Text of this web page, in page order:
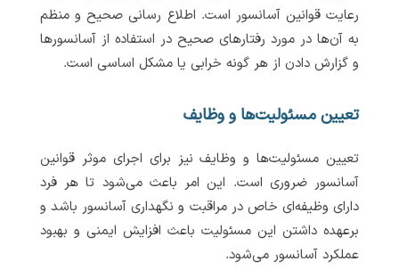
رعایت قوانین آسانسور است. اطلاع رسانی صحیح و منظم
به آن‌ها در مورد رفتارهای صحیح در استفاده از آسانسورها
و گزارش دادن از هر گونه خرابی یا مشکل اساسی است.
تعیین مسئولیت‌ها و وظایف
تعیین مسئولیت‌ها و وظایف نیز برای اجرای موثر قوانین
آسانسور ضروری است. این امر باعث می‌شود تا هر فرد
دارای وظیفه‌ای خاص در مراقبت و نگهداری آسانسور باشد و
برعهده داشتن این مسئولیت باعث افزایش ایمنی و بهبود
عملکرد آسانسور می‌شود.